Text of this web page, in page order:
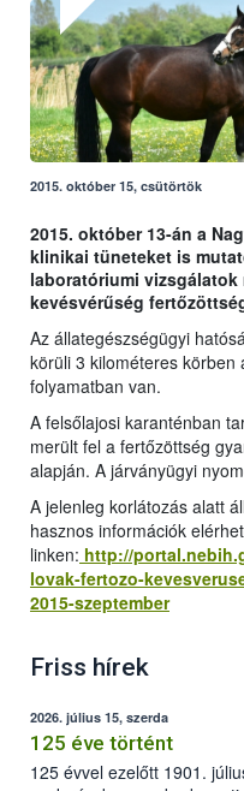
2015. október 15, csütörtök
2015. október 13-án a
klinikai tüneteket is
laboratóriumi
kevésvérűség
Az állategészségügyi
körüli 3 kilométeres körben
folyamatban van.
A felsőlajosi karanténban
merült fel a fertőzöttség
alapján. A járványügyi
A jelenleg korlátozás alatt
hasznos információk
linken: http://
lovak-fertozo-
2015-szeptember
Friss hírek
2026. július 15, szerda
125 éve történt
125 évvel ezelőtt 1901.